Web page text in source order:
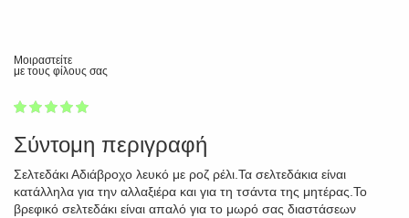
Μοιραστείτε
με τους φίλους σας
1
2
3
4
5
Σύντομη περιγραφή
Σελτεδάκι Αδιάβροχο λευκό με ροζ ρέλι.Τα σελτεδάκια είναι
κατάλληλα για την αλλαξιέρα και για τη τσάντα της μητέρας.Το
βρεφικό σελτεδάκι είναι απαλό για το μωρό σας διαστάσεων